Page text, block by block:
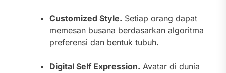
Customized Style. Setiap orang dapat
memesan busana berdasarkan algoritma
preferensi dan bentuk tubuh.
Digital Self Expression. Avatar di dunia